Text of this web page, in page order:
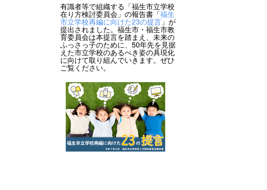
有識者等で組織する「福生市立学校
在り方検討委員会」の報告書「福生
市立学校再編に向けた23の提言」が
提出されました。福生市・福生市教
育委員会は本提言を踏まえ、未来の
ふっさっ子のために、50年先を見据
えた市立学校のあるべき姿の具現化
に向けて取り組んでいきます。ぜひ
ご覧ください。